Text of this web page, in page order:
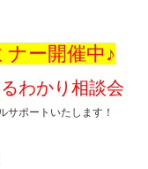
ー開催中♪
わかり相談会
サポートいたします！